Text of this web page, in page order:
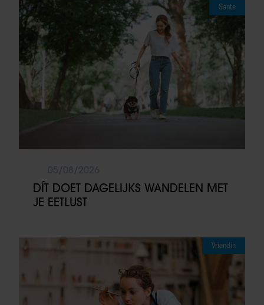
Sante
DÍT DOET DAGELIJKS WANDELEN MET
JE EETLUST
Vriendin